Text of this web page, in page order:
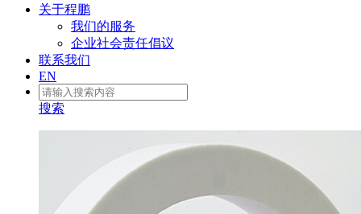
关于程鹏
我们的服务
企业社会责任倡议
联系我们
EN
搜索